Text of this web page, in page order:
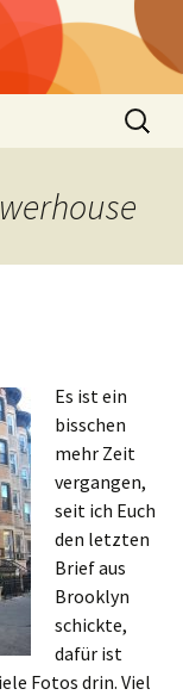
Suchen
nach:
Es ist ein
bisschen
mehr Zeit
vergangen,
seit ich Euch
den letzten
Brief aus
Brooklyn
schickte,
dafür ist
Fotos drin. Viel